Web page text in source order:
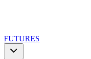
FUTURES